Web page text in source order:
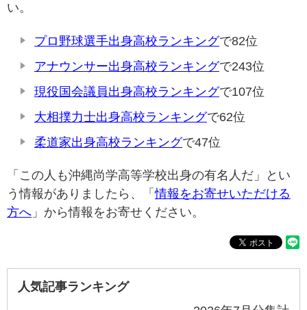
い。
プロ野球選手出身高校ランキングで82位
アナウンサー出身高校ランキングで243位
現役国会議員出身高校ランキングで107位
大相撲力士出身高校ランキングで62位
柔道家出身高校ランキングで47位
「この人も沖縄尚学高等学校出身の有名人だ」とい
う情報がありましたら、「情報をお寄せいただける
方へ 」から情報をお寄せください。
人気記事ランキング